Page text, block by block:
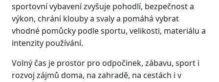
sportovní vybavení zvyšuje pohodlí, bezpečnost a
výkon, chrání klouby a svaly a pomáhá vybrat
vhodné pomůcky podle sportu, velikosti, materiálu a
intenzity používání.
Volný čas je prostor pro odpočinek, zábavu, sport i
rozvoj zájmů doma, na zahradě, na cestách i v